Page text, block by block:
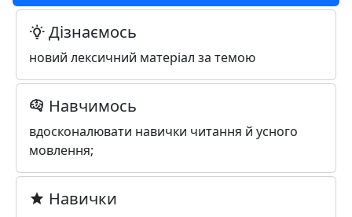
Дізнаємось
новий лексичний матеріал за темою
Навчимось
вдосконалювати навички читання й усного
мовлення;
Навички